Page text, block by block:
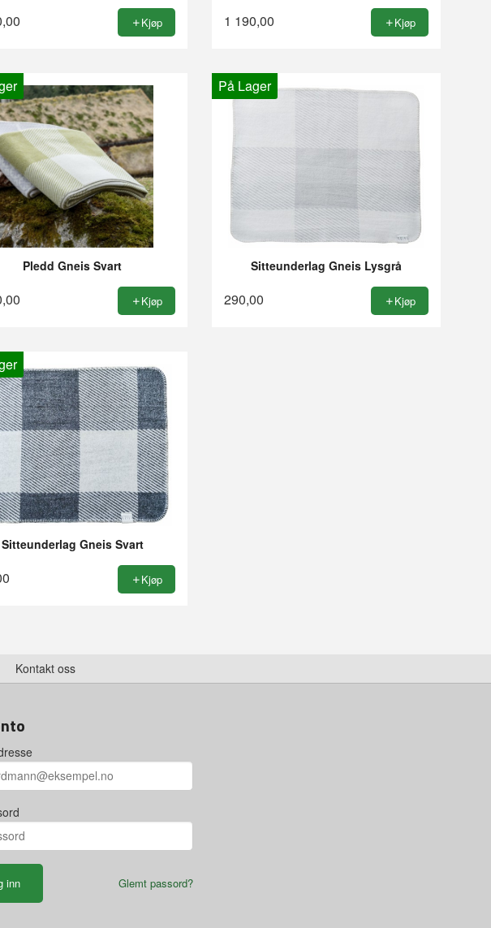
Kjøp 1 190,00 Kjøp
Pledd Gneis Svart
Kjøp
På Lager
Sitteunderlag Gneis Lysgrå
290,00 Kjøp
Sitteunderlag Gneis Svart
Kjøp
Kontakt oss
Glemt passord?